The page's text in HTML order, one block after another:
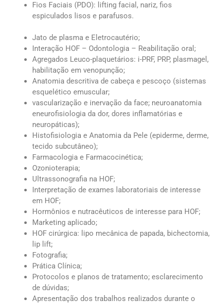
Fios Faciais (PDO): lifting facial, nariz, fios
espiculados lisos e parafusos.
Jato de plasma e Eletrocautério;
Interação HOF – Odontologia – Reabilitação oral;
Agregados Leuco-plaquetários: i-PRF, PRP, plasmagel,
habilitação em venopunção;
Anatomia descritiva de cabeça e pescoço (sistemas
esquelético emuscular;
vascularização e inervação da face; neuroanatomia
eneurofisiologia da dor, dores inflamatórias e
neuropáticas);
Histofisiologia e Anatomia da Pele (epiderme, derme,
tecido subcutâneo);
Farmacologia e Farmacocinética;
Ozonioterapia;
Ultrassonografia na HOF;
Interpretação de exames laboratoriais de interesse
em HOF;
Hormônios e nutracêuticos de interesse para HOF;
Marketing aplicado;
HOF cirúrgica: lipo mecânica de papada, bichectomia,
lip lift;
Fotografia;
Prática Clínica;
Protocolos e planos de tratamento; esclarecimento
de dúvidas;
Apresentação dos trabalhos realizados durante o